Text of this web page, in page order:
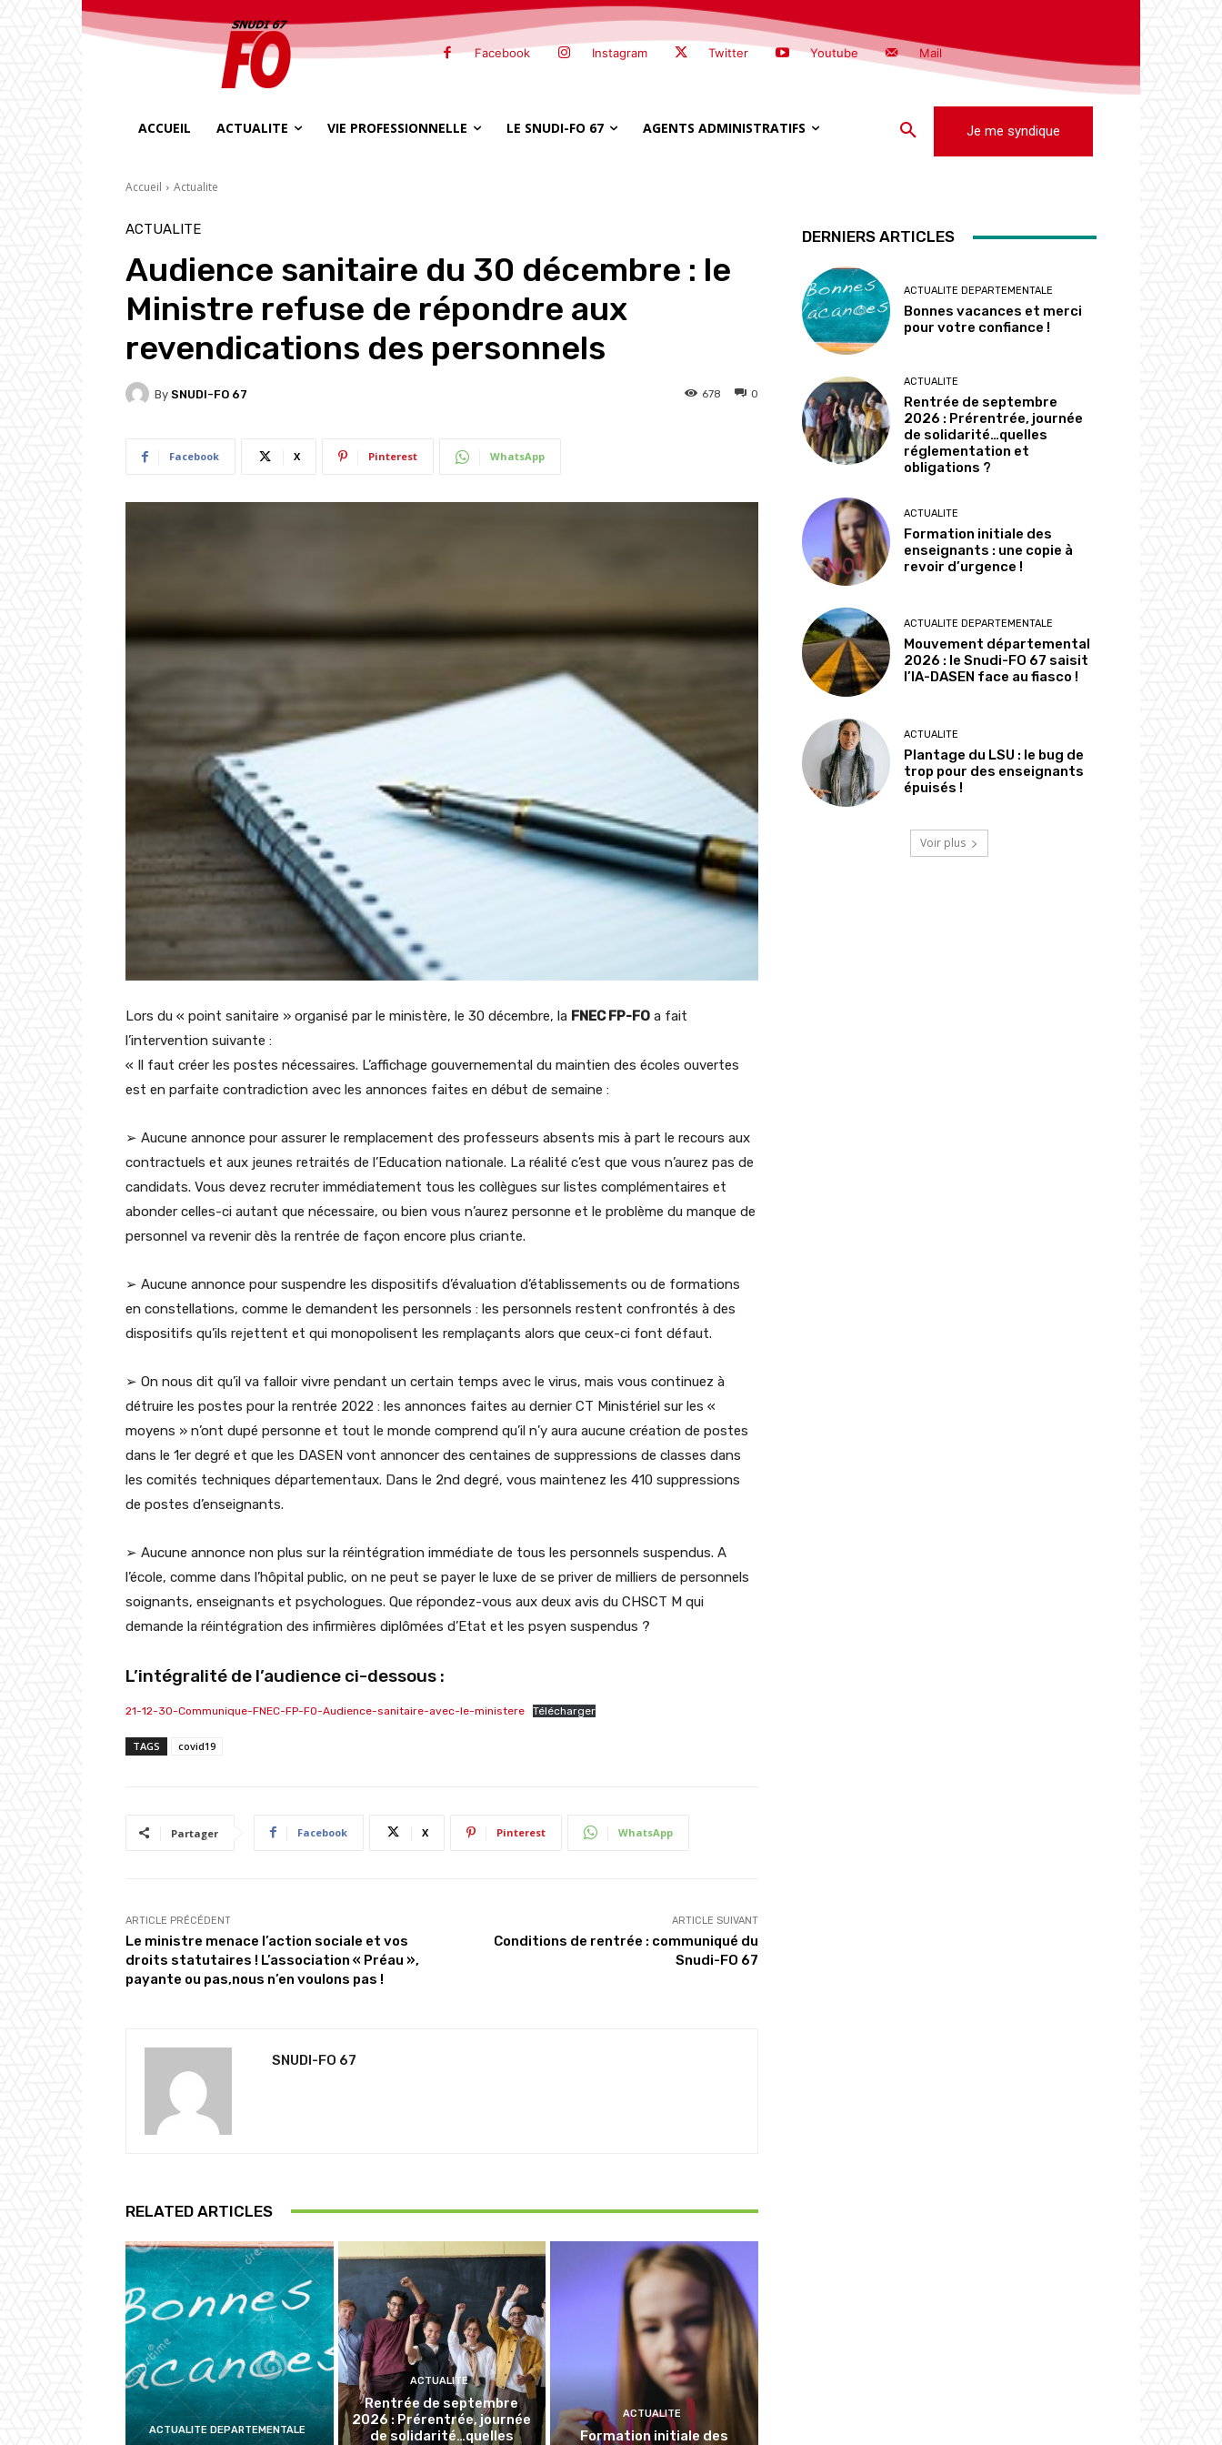
Facebook Instagram Twitter Youtube Mail
ACCUEIL ACTUALITE VIE PROFESSIONNELLE LE SNUDI-FO 67 AGENTS ADMINISTRATIFS Je me syndique
Accueil Actualite
ACTUALITE
Audience sanitaire du 30 décembre : le
Ministre refuse de répondre aux
revendications des personnels
By SNUDI-FO 67 0
678
Facebook X Pinterest WhatsApp
Lors du « point sanitaire » organisé par le ministère, le 30 décembre, la FNEC FP-FO a fait
l’intervention suivante :
« Il faut créer les postes nécessaires. L’affichage gouvernemental du maintien des écoles ouvertes
est en parfaite contradiction avec les annonces faites en début de semaine :
➢ Aucune annonce pour assurer le remplacement des professeurs absents mis à part le recours aux
contractuels et aux jeunes retraités de l’Education nationale. La réalité c’est que vous n’aurez pas de
candidats. Vous devez recruter immédiatement tous les collègues sur listes complémentaires et
abonder celles-ci autant que nécessaire, ou bien vous n’aurez personne et le problème du manque de
personnel va revenir dès la rentrée de façon encore plus criante.
➢ Aucune annonce pour suspendre les dispositifs d’évaluation d’établissements ou de formations
en constellations, comme le demandent les personnels : les personnels restent confrontés à des
dispositifs qu’ils rejettent et qui monopolisent les remplaçants alors que ceux-ci font défaut.
➢ On nous dit qu’il va falloir vivre pendant un certain temps avec le virus, mais vous continuez à
détruire les postes pour la rentrée 2022 : les annonces faites au dernier CT Ministériel sur les «
moyens » n’ont dupé personne et tout le monde comprend qu’il n’y aura aucune création de postes
dans le 1er degré et que les DASEN vont annoncer des centaines de suppressions de classes dans
les comités techniques départementaux. Dans le 2nd degré, vous maintenez les 410 suppressions
de postes d’enseignants.
➢ Aucune annonce non plus sur la réintégration immédiate de tous les personnels suspendus. A
l’école, comme dans l’hôpital public, on ne peut se payer le luxe de se priver de milliers de personnels
soignants, enseignants et psychologues. Que répondez-vous aux deux avis du CHSCT M qui
demande la réintégration des infirmières diplômées d’Etat et les psyen suspendus ?
L’intégralité de l’audience ci-dessous :
21-12-30-Communique-FNEC-FP-FO-Audience-sanitaire-avec-le-ministere Télécharger
TAGS covid19
Partager Facebook X Pinterest WhatsApp
ARTICLE PRÉCÉDENT
Le ministre menace l’action sociale et vos
droits statutaires ! L’association « Préau »,
payante ou pas,nous n’en voulons pas !
ARTICLE SUIVANT
Conditions de rentrée : communiqué du
Snudi-FO 67
SNUDI-FO 67
RELATED ARTICLES
ACTUALITE DEPARTEMENTALE
ACTUALITE
Rentrée de septembre
2026 : Prérentrée, journée
de solidarité…quelles
ACTUALITE
Formation initiale des
DERNIERS ARTICLES
ACTUALITE DEPARTEMENTALE
Bonnes vacances et merci
pour votre confiance !
ACTUALITE
Rentrée de septembre
2026 : Prérentrée, journée
de solidarité…quelles
réglementation et
obligations ?
ACTUALITE
Formation initiale des
enseignants : une copie à
revoir d’urgence !
ACTUALITE DEPARTEMENTALE
Mouvement départemental
2026 : le Snudi-FO 67 saisit
l’IA-DASEN face au fiasco !
ACTUALITE
Plantage du LSU : le bug de
trop pour des enseignants
épuisés !
Voir plus